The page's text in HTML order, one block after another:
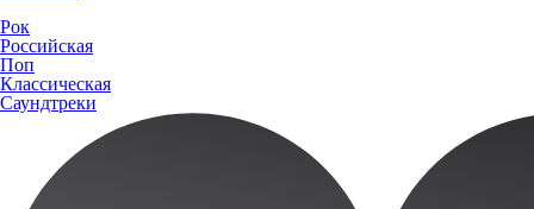
Рок
Российская
Поп
Классическая
Саундтреки